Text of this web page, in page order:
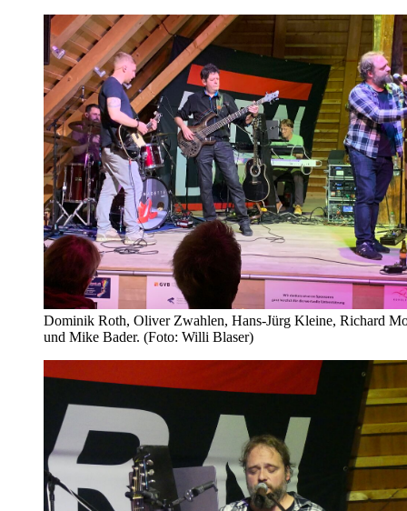
Dominik Roth, Oliver Zwahlen, Hans-Jürg Kleine, Richard
und Mike Bader. (Foto: Willi Blaser)